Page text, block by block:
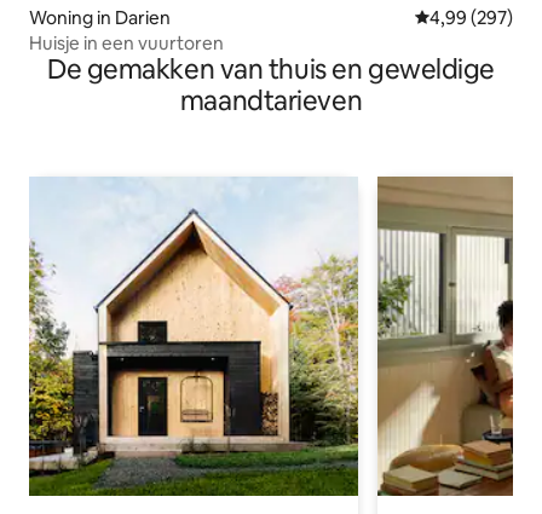
Woning in Darien Gemiddelde
4,99 (297)
Huisje in een vuurtoren
De gemakken van thuis en geweldige
maandtarieven